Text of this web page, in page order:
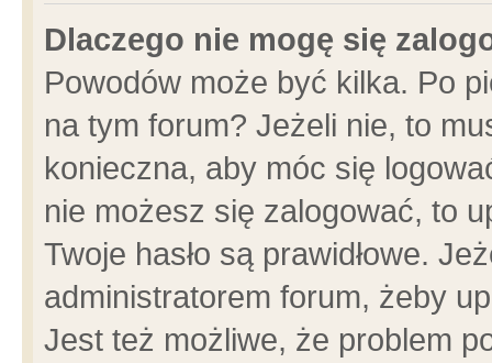
Dlaczego nie mogę się
Powodów może być kilka. Po
na tym forum? Jeżeli nie, to
konieczna, aby móc się
nie możesz się zalogować, to
Twoje hasło są prawidłowe.
administratorem forum, żeby
Jest też możliwe, że problem